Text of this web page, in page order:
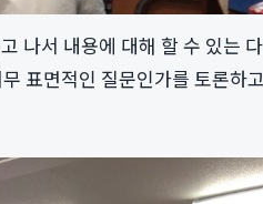
나서 내용에 대해 할 수 있는
표면적인 질문인가를 토론하